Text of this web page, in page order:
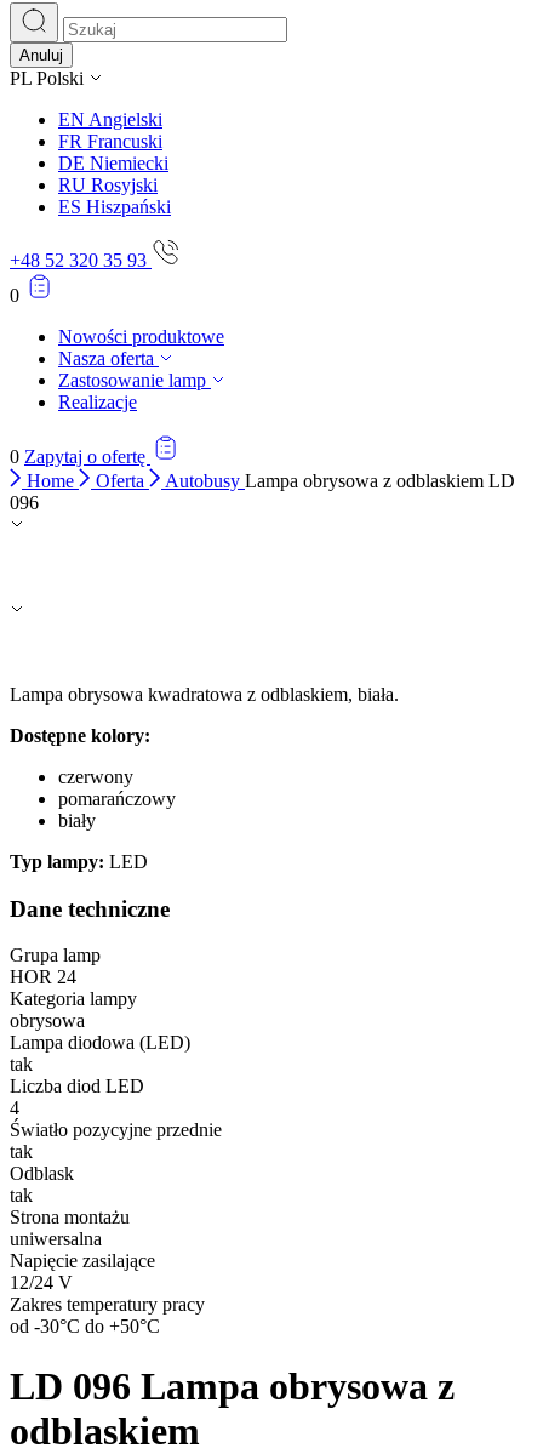
Anuluj
PL Polski
EN Angielski
FR Francuski
DE Niemiecki
RU Rosyjski
ES Hiszpański
+48 52 320 35 93
0
Nowości produktowe
Nasza oferta
Zastosowanie lamp
Realizacje
0 Zapytaj o ofertę
Home
Oferta Autobusy Lampa obrysowa z odblaskiem LD
096
Lampa obrysowa kwadratowa z odblaskiem, biała.
Dostępne kolory:
czerwony
pomarańczowy
biały
Typ lampy: LED
Dane techniczne
Grupa lamp
HOR 24
Kategoria lampy
obrysowa
Lampa diodowa (LED)
tak
Liczba diod LED
4
Światło pozycyjne przednie
tak
Odblask
tak
Strona montażu
uniwersalna
Napięcie zasilające
12/24 V
Zakres temperatury pracy
od -30°C do +50°C
LD 096 Lampa obrysowa z
odblaskiem